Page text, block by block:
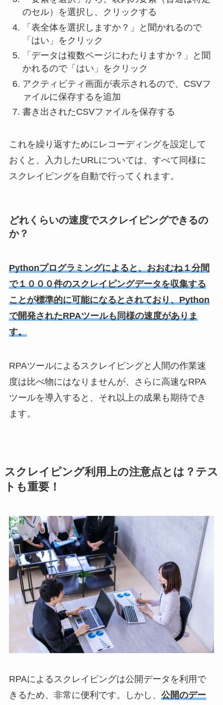
のセル）を選択し、クリックする
「表全体を選択しますか？」と聞かれるので
「はい」をクリック
「データは複数ページにわたりますか？」と聞
かれるので「はい」をクリック
アクティビティ画面が表示されるので、CSVフ
ァイルに保存するを追加
書き出されたCSVファイルを保存する
これを繰り返すためにレコーディングを設定して
おくと、入力したURLについては、すべて同様に
スクレイピングを自動で行ってくれます。
どれくらいの速度でスクレイピングできるの
か？
Pythonプログラミングによると、おおむね１分間
で１０００件のスクレイピングデータを収集する
ことが標準的に可能になるとされており、Python
で開発されたRPAツールも同様の速度がありま
す。
RPAツールによるスクレイピングと人間の作業速
度は比べ物にはなりませんが、さらに高速なRPA
ツールを導入すると、それ以上の成果も期待でき
ます。
スクレイピング利用上の注意点とは？テス
トも重要！
RPAによるスクレイピングは公開データを利用で
きるため、非常に便利です。しかし、 公開のデー